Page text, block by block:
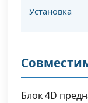
Установка
Блок 4D